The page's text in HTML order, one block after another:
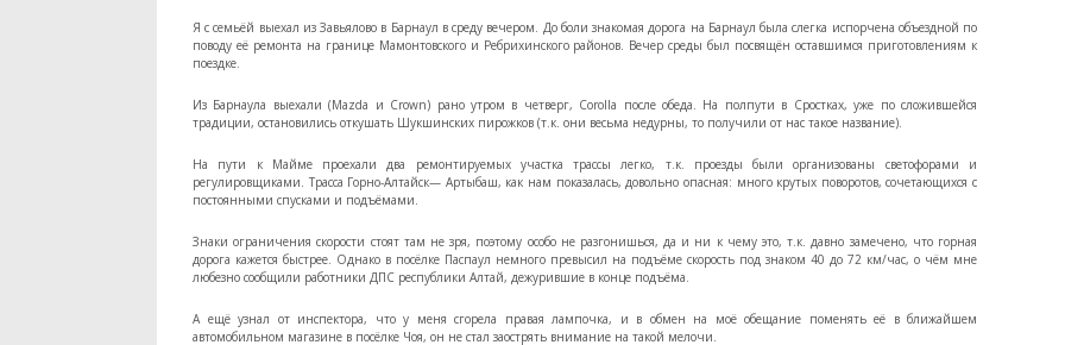
Я с семьёй выехал из Завьялово в Барнаул в среду вечером. До боли знакомая дорога на Барнаул была слегка испорчена объездной по
поводу её ремонта на границе Мамонтовского и Ребрихинского районов. Вечер среды был посвящён оставшимся приготовлениям к
поездке.
Из Барнаула выехали (Mazda и Crown) рано утром в четверг, Corolla после обеда. На полпути в Сростках, уже по сложившейся
традиции, остановились откушать Шукшинских пирожков (т.к. они весьма недурны, то получили от нас такое название).
На пути к Майме проехали два ремонтируемых участка трассы легко, т.к. проезды были организованы светофорами и
регулировщиками. Трасса Горно-Алтайск— Артыбаш, как нам показалась, довольно опасная: много крутых поворотов, сочетающихся с
постоянными спусками и подъёмами.
Знаки ограничения скорости стоят там не зря, поэтому особо не разгонишься, да и ни к чему это, т.к. давно замечено, что горная
дорога кажется быстрее. Однако в посёлке Паспаул немного превысил на подъёме скорость под знаком 40 до 72 км/час, о чём мне
любезно сообщили работники ДПС республики Алтай, дежурившие в конце подъёма.
А ещё узнал от инспектора, что у меня сгорела правая лампочка, и в обмен на моё обещание поменять её в ближайшем
автомобильном магазине в посёлке Чоя, он не стал заострять внимание на такой мелочи.